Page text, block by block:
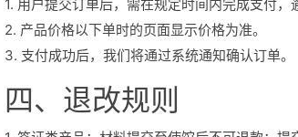
1. 用户提交订单后，需在规定时间内完成支付，
2. 产品价格以下单时的页面显示价格为准。
3. 支付成功后，我们将通过系统通知确认订单。
四、退改规则